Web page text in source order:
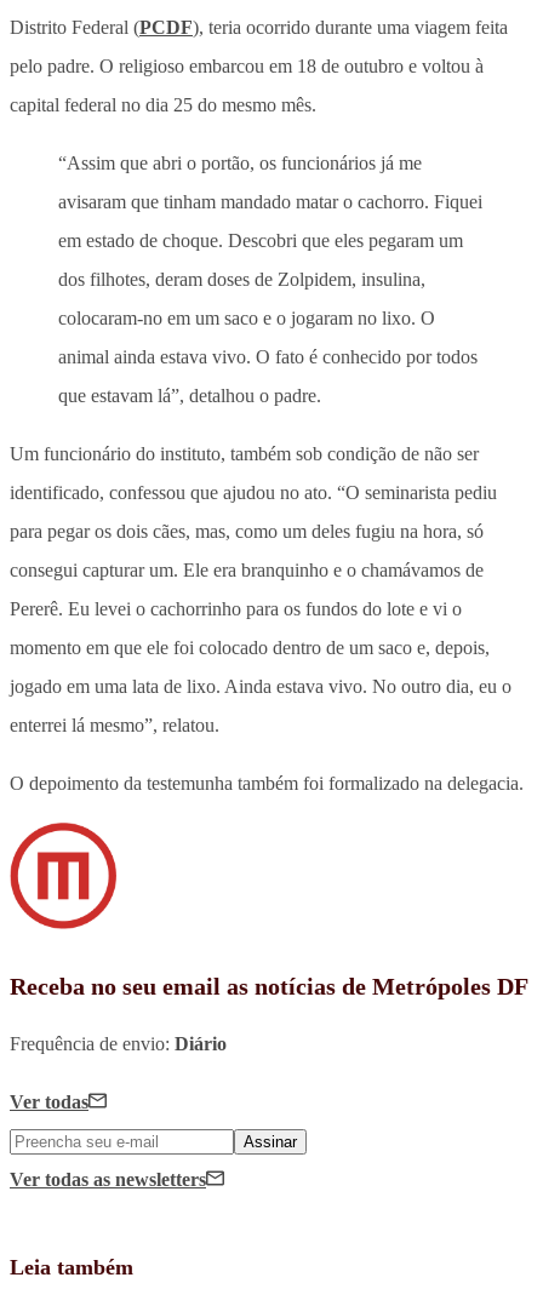
Distrito Federal (PCDF), teria ocorrido durante uma viagem feita
pelo padre. O religioso embarcou em 18 de outubro e voltou à
capital federal no dia 25 do mesmo mês.
“Assim que abri o portão, os funcionários já me
avisaram que tinham mandado matar o cachorro. Fiquei
em estado de choque. Descobri que eles pegaram um
dos filhotes, deram doses de Zolpidem, insulina,
colocaram-no em um saco e o jogaram no lixo. O
animal ainda estava vivo. O fato é conhecido por todos
que estavam lá”, detalhou o padre.
Um funcionário do instituto, também sob condição de não ser
identificado, confessou que ajudou no ato. “O seminarista pediu
para pegar os dois cães, mas, como um deles fugiu na hora, só
consegui capturar um. Ele era branquinho e o chamávamos de
Pererê. Eu levei o cachorrinho para os fundos do lote e vi o
momento em que ele foi colocado dentro de um saco e, depois,
jogado em uma lata de lixo. Ainda estava vivo. No outro dia, eu o
enterrei lá mesmo”, relatou.
O depoimento da testemunha também foi formalizado na delegacia.
Receba no seu email as notícias de Metrópoles DF
Frequência de envio: Diário
Ver todas
Assinar
Ver todas as newsletters
Leia também